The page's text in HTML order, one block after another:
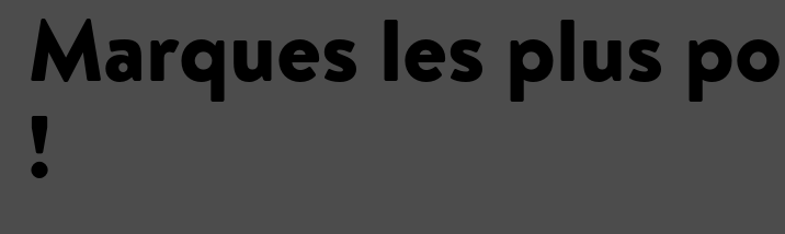
Marques les plus
!